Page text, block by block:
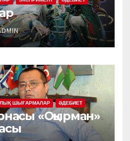
ШЫҒАРМАЛАР ӘДЕБИЕТ
«Оқырман»